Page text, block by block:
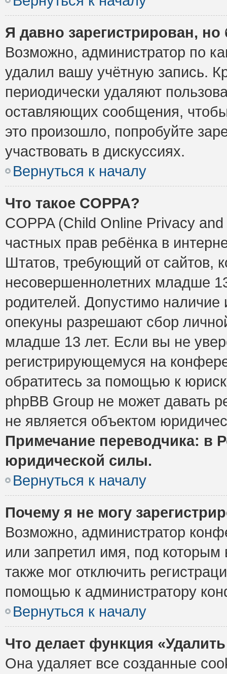
Я давно зарегистрирован,
Возможно, администратор по
удалил вашу учётную запись.
периодически удаляют
оставляющих сообщения,
это произошло, попробуйте
участвовать в дискуссиях.
Вернуться к началу
Что такое COPPA?
COPPA (Child Online Privacy
частных прав ребёнка в
Штатов, требующий от сайтов,
несовершеннолетних младше
родителей. Допустимо наличие
опекуны разрешают сбор
младше 13 лет. Если вы не
регистрирующемуся на
обратитесь за помощью к
phpBB Group не может давать
не является объектом
Примечание переводчика: в
юридической силы.
Вернуться к началу
Почему я не могу
Возможно, администратор
или запретил имя, под которым
также мог отключить
помощью к администратору
Вернуться к началу
Что делает функция
Она удаляет все созданные